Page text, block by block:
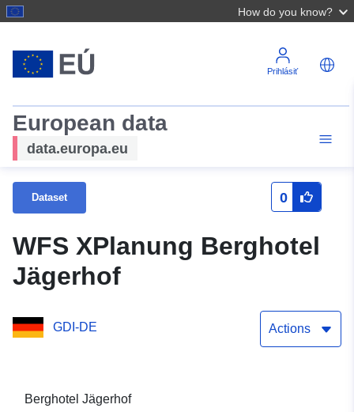
How do you know?
Prihlásiť
European data
data.europa.eu
Dataset 0
WFS XPlanung Berghotel
Jägerhof
GDI-DE Actions
Berghotel Jägerhof